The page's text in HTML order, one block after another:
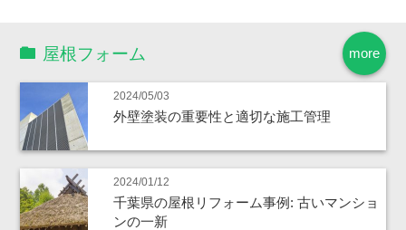
more
屋根フォーム
2024/05/03
外壁塗装の重要性と適切な施工管理
2024/01/12
千葉県の屋根リフォーム事例: 古いマンショ
ンの一新